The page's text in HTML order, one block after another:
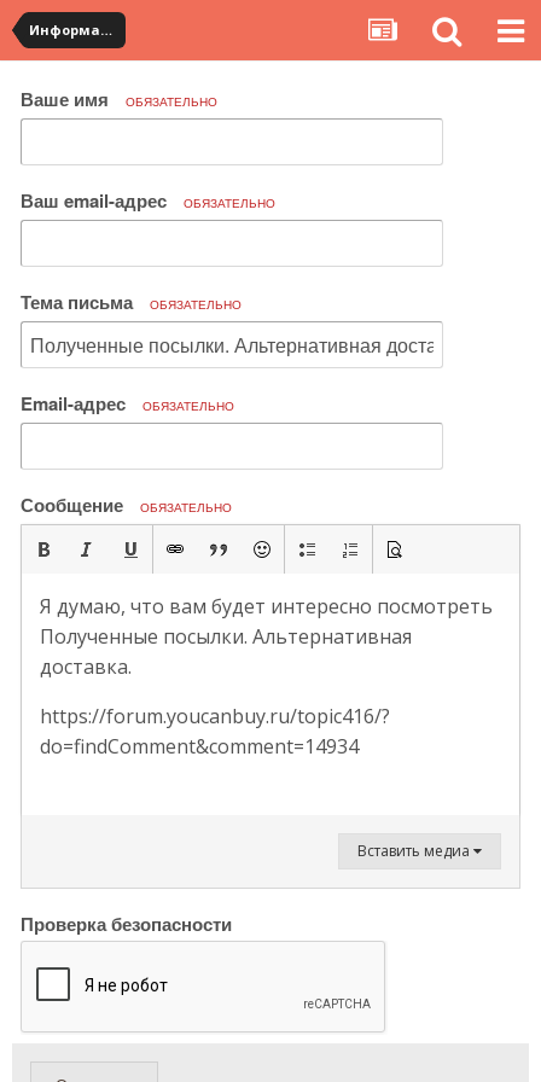
Информация по полученным посылкам
Ваше имя ОБЯЗАТЕЛЬНО
Ваш email-адрес ОБЯЗАТЕЛЬНО
Тема письма ОБЯЗАТЕЛЬНО
Email-адрес ОБЯЗАТЕЛЬНО
Сообщение ОБЯЗАТЕЛЬНО
Я думаю, что вам будет интересно посмотреть
Полученные посылки. Альтернативная
доставка.
https://forum.youcanbuy.ru/topic416/?
do=findComment&comment=14934
Вставить медиа
Проверка безопасности